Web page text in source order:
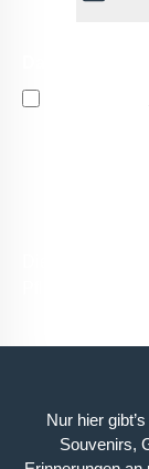
Nur hier
Souvenirs,